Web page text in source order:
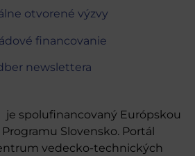
otvorené výzvy
financovanie
newslettera
je spolufinancovaný Európskou
Slovensko. Portál
vedecko-technických